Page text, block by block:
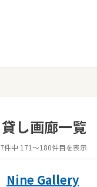
し画廊一覧
件中 171〜180件目を表示
Nine Gallery